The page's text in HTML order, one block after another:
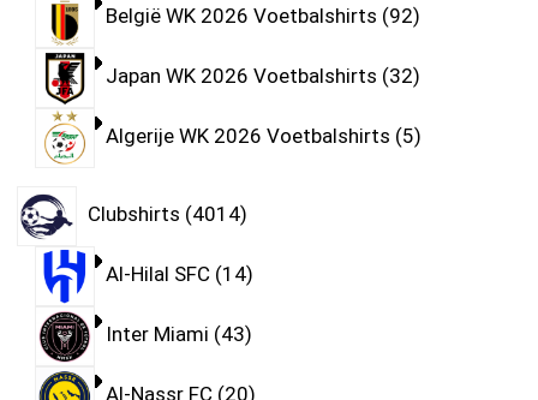
België WK 2026 Voetbalshirts 92
Japan WK 2026 Voetbalshirts 32
Algerije WK 2026 Voetbalshirts 5
Clubshirts 4014
Al-Hilal SFC 14
Inter Miami 43
Al-Nassr FC 20